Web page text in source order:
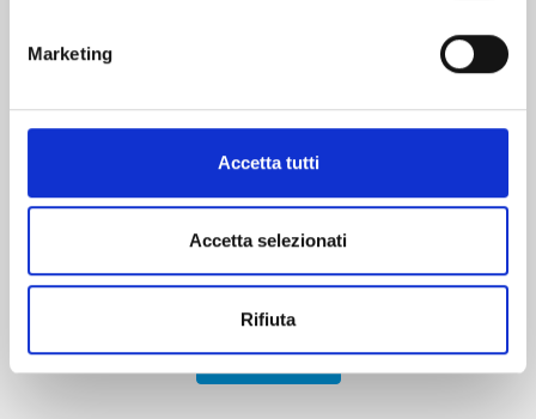
Marketing
Accetta tutti
Accetta selezionati
Rifiuta
08/09/2026
Mostra tutto